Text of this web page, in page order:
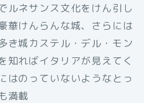
ルネサンス文化をけん引し
華けんらんな城、さらには
き城カステル・デル・モン
知ればイタリアが見えてく
はのっていないようなとっ
満載